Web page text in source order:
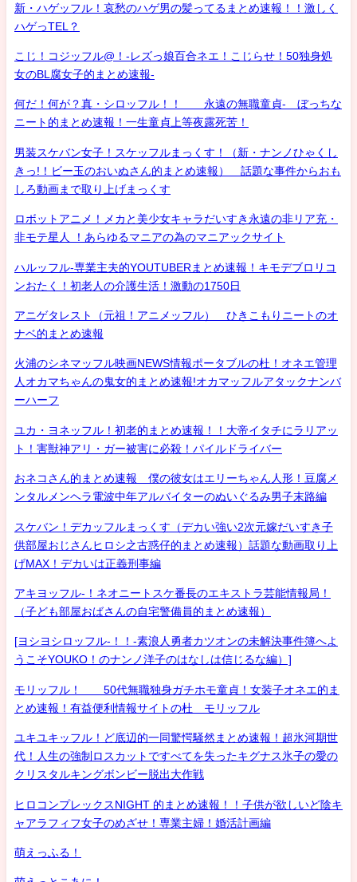
新・ハゲッフル！哀愁のハゲ男の髪ってるまとめ速報！！激しく
ハゲっTEL？
こじ！コジッフル@！-レズっ娘百合ネエ！こじらせ！50独身処
女のBL腐女子的まとめ速報-
何だ！何が？真・シロッフル！！ 永遠の無職童貞- ぼっちな
ニート的まとめ速報！一生童貞上等夜露死苦！
男装スケバン女子！スケッフルまっくす！（新・ナンノひゃくし
きっ!！ビー玉のおいぬさん的まとめ速報） 話題な事件からおも
しろ動画まで取り上げまっくす
ロボットアニメ！メカと美少女キャラだいすき永遠の非リア充・
非モテ星人 ！あらゆるマニアの為のマニアックサイト
ハルッフル-専業主夫的YOUTUBERまとめ速報！キモデブロリコ
ンおたく！初老人の介護生活！激動の1750日
アニゲタレスト（元祖！アニメッフル） ひきこもりニートのオ
ナベ的まとめ速報
火浦のシネマッフル映画NEWS情報ポータブルの杜！オネエ管理
人オカマちゃんの鬼女的まとめ速報!オカマッフルアタックナンバ
ーハーフ
ユカ・ヨネッフル！初老的まとめ速報！！大帝イタチにラリアッ
ト！害獣神アリ・ガー被害に必殺！パイルドライバー
おネコさん的まとめ速報 僕の彼女はエリーちゃん人形！豆腐メ
ンタルメンヘラ電波中年アルバイターのぬいぐるみ男子末路編
スケバン！デカッフルまっくす（デカい強い2次元嫁だいすき子
供部屋おじさんヒロシ之古惑仔的まとめ速報）話題な動画取り上
げMAX！デカいは正義刑事編
アキヨッフル-！ネオニートスケ番長のエキストラ芸能情報局！
（子ども部屋おばさんの自宅警備員的まとめ速報）
[ヨシヨシロッフル-！！-素浪人勇者カツオンの未解決事件簿へよ
うこそYOUKO！のナンノ洋子のはなしは信じるな編）]
モリッフル！ 50代無職独身ガチホモ童貞！女装子オネエ的ま
とめ速報！有益便利情報サイトの杜 モリッフル
ユキユキッフル！ど底辺的一同驚愕騒然まとめ速報！超氷河期世
代！人生の強制ロスカットですべてを失ったキグナス氷子の愛の
クリスタルキングボンビー脱出大作戦
ヒロコンプレックスNIGHT 的まとめ速報！！子供が欲しいど陰キ
ャアラフィフ女子のめざせ！専業主婦！婚活計画編
萌えっふる！